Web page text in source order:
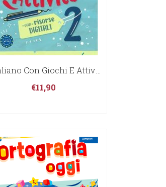
L’Italiano Con Giochi E Attività 2° A2-B1
€11,90